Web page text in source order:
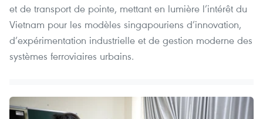
et de transport de pointe, mettant en lumière l’intérêt du
Vietnam pour les modèles singapouriens d’innovation,
d’expérimentation industrielle et de gestion moderne des
systèmes ferroviaires urbains.